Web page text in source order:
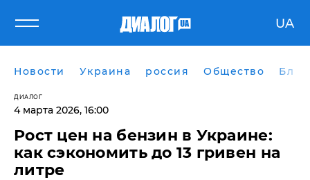
UA
Новости Украина россия Общество
ДИАЛОГ
4 марта 2026, 16:00
Рост цен на бензин в Украине:
как сэкономить до 13 гривен на
литре